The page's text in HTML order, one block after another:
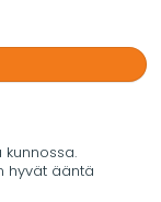
hyvät ääntä